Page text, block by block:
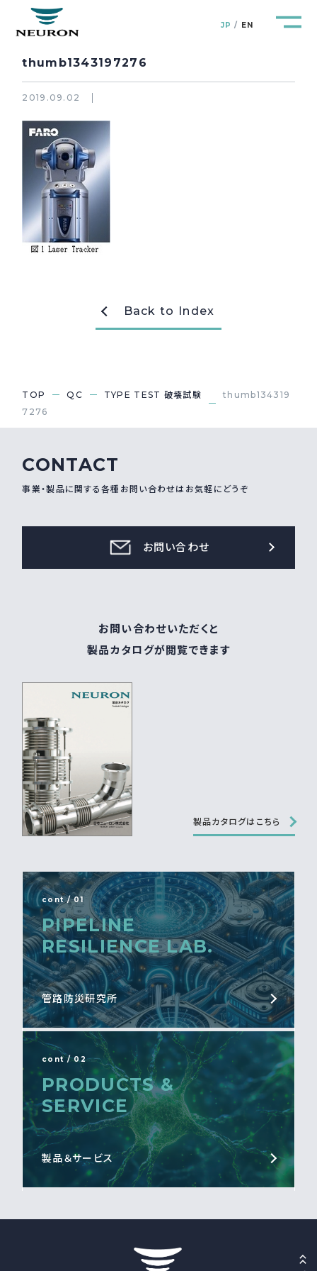
JP EN
管路防災研究所
企業情報 Company
製品＆サービス
News&Topics
thumb1343197276
2019.09.02
Back to Index
TOP QC TYPE TEST 破壊試験
thumb134319
7276
CONTACT
事業・製品に関する各種お問い合わせはお気軽にどうぞ
お問い合わせ
お問い合わせいただくと
製品カタログが閲覧できます
製品カタログはこちら
cont / 01
PIPELINE
RESILIENCE LAB.
管路防災研究所
cont / 02
PRODUCTS &
SERVICE
製品＆サービス